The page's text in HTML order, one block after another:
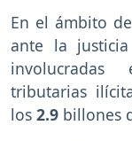
En el ámbito
ante la
tributarias
los 2.9 billones